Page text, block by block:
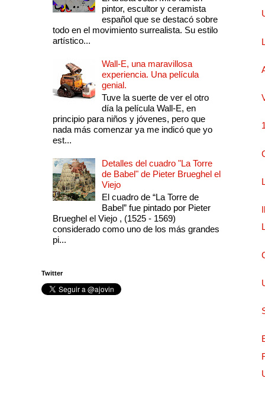
pintor, escultor y ceramista
español que se destacó sobre
todo en el movimiento surrealista. Su estilo
artístico...
Wall-E, una maravillosa
experiencia. Una película
genial.
Tuve la suerte de ver el otro
día la película Wall-E, en
principio para niños y jóvenes, pero que
nada más comenzar ya me indicó que yo
est...
Detalles del cuadro "La Torre
de Babel" de Pieter Brueghel el
Viejo
El cuadro de “La Torre de
Babel” fue pintado por Pieter
Brueghel el Viejo , (1525 - 1569)
considerado como uno de los más grandes
pi...
Twitter